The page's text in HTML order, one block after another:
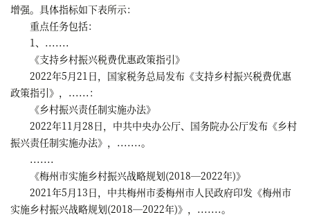
增强。具体指标如下表所示：
重点任务包括：
1、.......
《支持乡村振兴税费优惠政策指引》
2022年5月21日，国家税务总局发布《支持乡村振兴税费优惠
政策指引》，......：
《乡村振兴责任制实施办法》
2022年11月28日，中共中央办公厅、国务院办公厅发布《乡村
振兴责任制实施办法》，.......。
.......
《梅州市实施乡村振兴战略规划(2018─2022年)》
2021年5月13日，中共梅州市委梅州市人民政府印发《梅州市
实施乡村振兴战略规划(2018─2022年)》，.......。